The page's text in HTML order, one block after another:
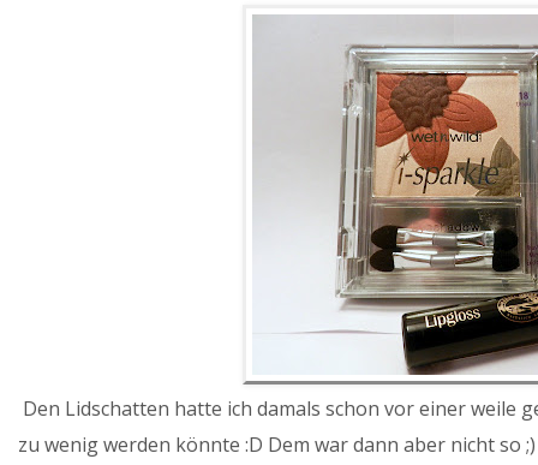
Den Lidschatten hatte ich damals schon vor einer weile
zu wenig werden könnte :D Dem war dann aber nicht so